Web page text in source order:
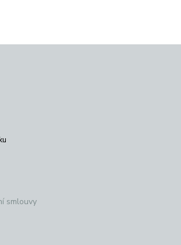
smlouvy